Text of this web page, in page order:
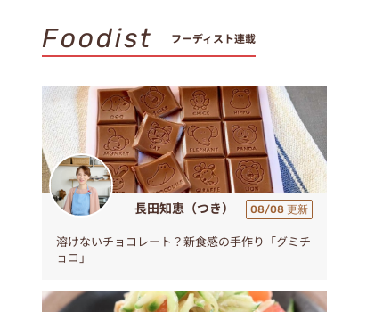
Foodist フーディスト連載
長田知恵（つき） 08/08 更新
溶けないチョコレート？新食感の手作り「グミチ
ョコ」